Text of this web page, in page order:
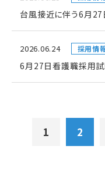
台風接近に伴う6月
2026.06.24 採用情
6月27日看護職採用
1 2